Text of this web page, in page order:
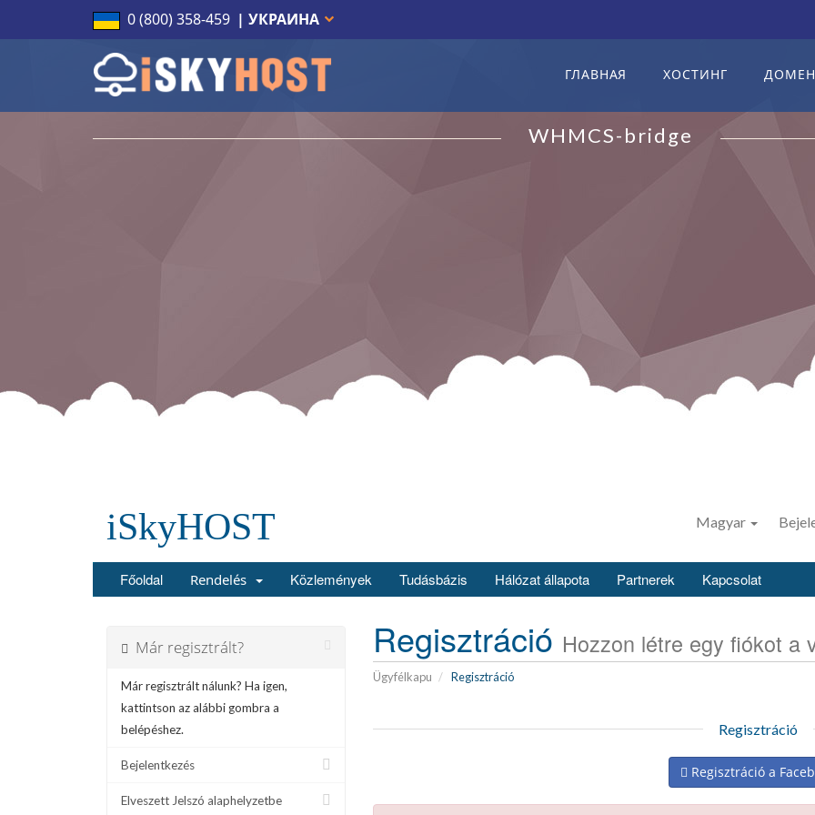
0 (800) 358-459 | УКРАИНА
ГЛАВНАЯ ХОСТИНГ
WHMCS-bridge
Magyar
iSkyHOST
Főoldal Rendelés Közlemények Tudásbázis Hálózat állapota Partnerek Kapcsolat
Regisztráció Hozzon létre egy fiókot a
Ügyfélkapu Regisztráció
Már regisztrált?
Már regisztrált nálunk? Ha igen,
kattintson az alábbi gombra a
belépéshez.
Bejelentkezés
Elveszett Jelszó alaphelyzetbe
Regisztráció
Regisztráció a